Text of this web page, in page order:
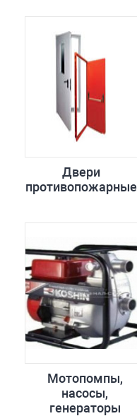
Двери
противопожарные
Мотопомпы,
насосы,
генераторы